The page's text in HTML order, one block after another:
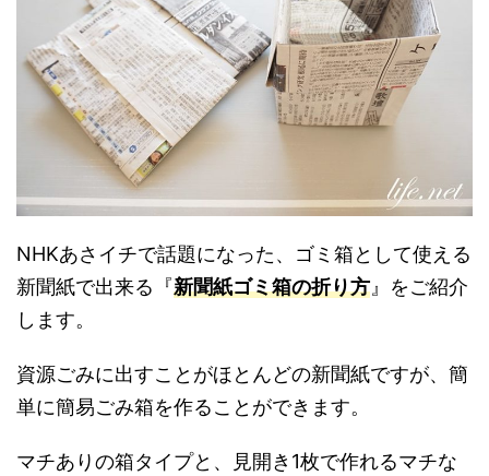
NHKあさイチで話題になった、ゴミ箱として使える
新聞紙で出来る『新聞紙ゴミ箱の折り方 』をご紹介
します。
資源ごみに出すことがほとんどの新聞紙ですが、簡
単に簡易ごみ箱を作ることができます。
マチありの箱タイプと、見開き1枚で作れるマチな